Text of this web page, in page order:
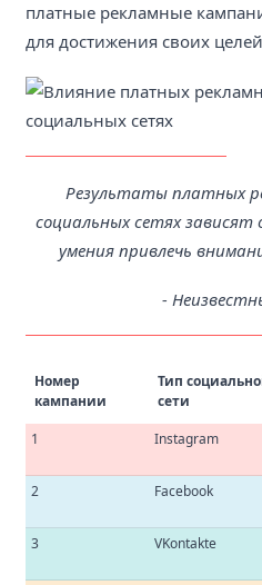
платные рекламные
для достижения своих
Результаты платных
социальных сетях
умения привлечь
-
Номер
кампании
Тип
сети
1 Instagram
2
Facebook
3
VKontakte